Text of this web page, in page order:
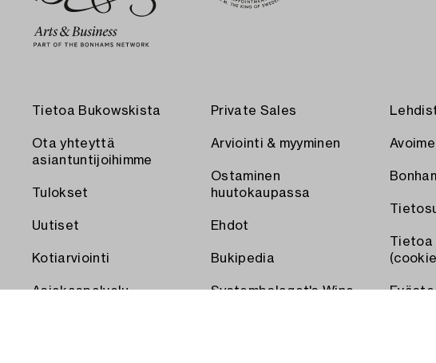
Tietoa Bukowskista
Ota yhteyttä
asiantuntijoihimme
Tulokset
Uutiset
Kotiarviointi
Asiakaspalvelu
Private Sales
Arviointi & myyminen
Ostaminen
huutokaupassa
Ehdot
Bukipedia
Systembolaget's Wine
Tietoa